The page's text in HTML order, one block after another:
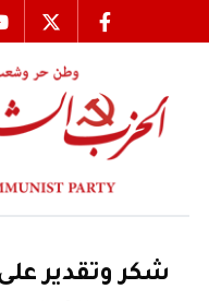
شكر وتقدير